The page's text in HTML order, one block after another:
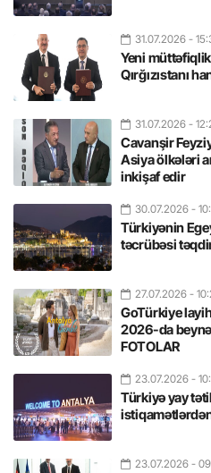
31.07.2026 -
Yeni
Qırğızıstanı
31.07.2026 -
Cavanşir
Asiya ölkələri
inkişaf edir
30.07.2026 -
Türkiyənin
təcrübəsi
27.07.2026 -
GoTürkiye
2026-da
FOTOLAR
23.07.2026 -
Türkiyə yay
23.07.2026 -